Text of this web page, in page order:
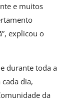
e muitos
explicou o
durante toda a
dia,
da